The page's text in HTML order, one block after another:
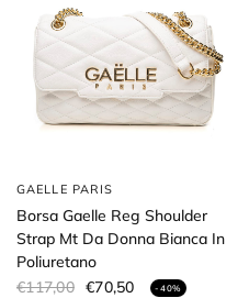
GAELLE PARIS
Borsa Gaelle Reg Shoulder
Strap Mt Da Donna Bianca In
Poliuretano
€117,00 €70,50 - 40%